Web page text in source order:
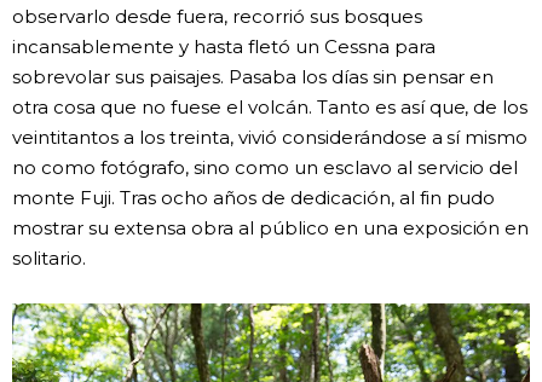
observarlo desde fuera, recorrió sus bosques
incansablemente y hasta fletó un Cessna para
sobrevolar sus paisajes. Pasaba los días sin pensar en
otra cosa que no fuese el volcán. Tanto es así que, de los
veintitantos a los treinta, vivió considerándose a sí mismo
no como fotógrafo, sino como un esclavo al servicio del
monte Fuji. Tras ocho años de dedicación, al fin pudo
mostrar su extensa obra al público en una exposición en
solitario.